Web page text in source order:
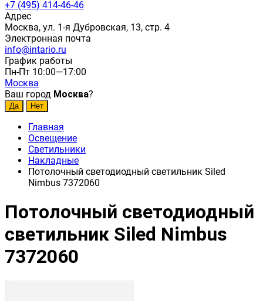
+7 (495) 414-46-46
Адрес
Москва, ул. 1-я Дубровская, 13, стр. 4
Электронная почта
info@intario.ru
График работы
Пн-Пт 10:00—17:00
Москва
Ваш город Москва?
Главная
Освещение
Светильники
Накладные
Потолочный светодиодный светильник Siled
Nimbus 7372060
Потолочный светодиодный
светильник Siled Nimbus
7372060